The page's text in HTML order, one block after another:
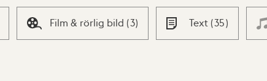
Film & rörlig bild (3) Text (35)